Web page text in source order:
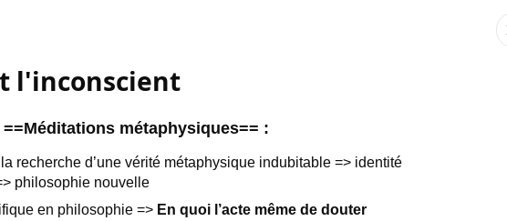
l'inconscient
métaphysiques== :
recherche d’une vérité métaphysique indubitable => identité
philosophie nouvelle
en philosophie => En quoi l’acte même de douter